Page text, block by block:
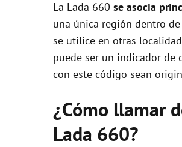
La Lada 660 se asocia
una única región dentro
se utilice en otras
puede ser un indicador de
con este código sean
¿Cómo llamar
Lada 660?